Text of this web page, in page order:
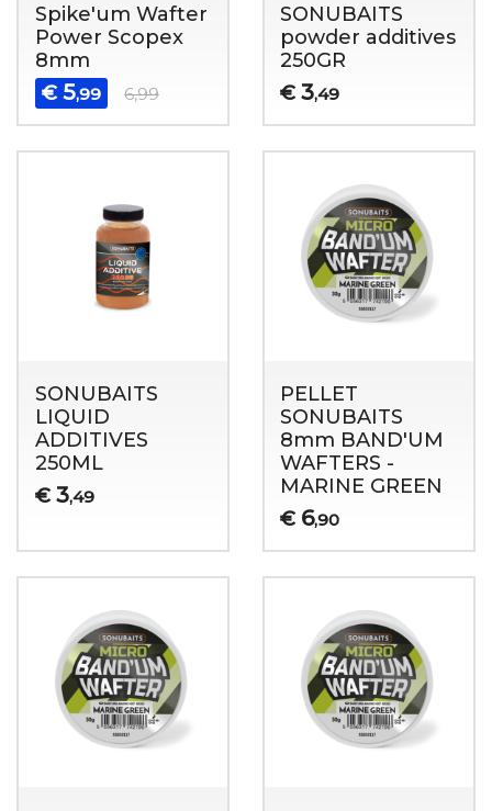
Spike'um Wafter
Power Scopex
8mm
€ 5,99 6,99
SONUBAITS
powder additives
250GR
€ 3,49
SONUBAITS
LIQUID
ADDITIVES
250ML
€ 3,49
PELLET
SONUBAITS
8mm BAND'UM
WAFTERS -
MARINE GREEN
€ 6,90